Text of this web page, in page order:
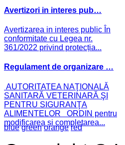
Avertizori in interes pub…
Avertizarea in interes public În
conformitate cu Legea nr.
361/2022 privind protecția...
Regulament de organizare …
AUTORITATEA NAŢIONALĂ
SANITARĂ VETERINARĂ ŞI
PENTRU SIGURANŢA
ALIMENTELOR ORDIN pentru
modificarea și completarea...
blue green orange red